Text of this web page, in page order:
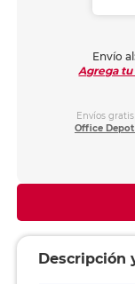
Envío al:
Agrega tu
Envíos
Office Depot
Descripción